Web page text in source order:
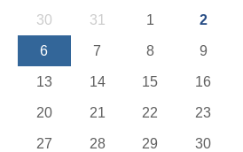
30 31 1 2
6 7 8 9
13 14 15 16
20 21 22 23
27 28 29 30